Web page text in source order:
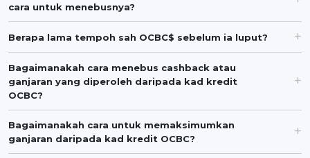
cara untuk menebusnya?
Berapa lama tempoh sah OCBC$ sebelum ia luput?
Bagaimanakah cara menebus cashback atau
ganjaran yang diperoleh daripada kad kredit
OCBC?
Bagaimanakah cara untuk memaksimumkan
ganjaran daripada kad kredit OCBC?